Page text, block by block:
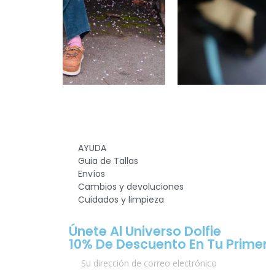
AYUDA
Guia de Tallas
Envíos
Cambios y devoluciones
Cuidados y limpieza
Únete Al Universo Dolfie
10% De Descuento En Tu